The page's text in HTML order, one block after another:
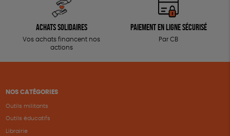
Achats solidaires
Vos achats financent nos
actions
Paiement en ligne sécurisé
Par CB
NOS CATÉGORIES
Outils militants
Outils éducatifs
Librairie